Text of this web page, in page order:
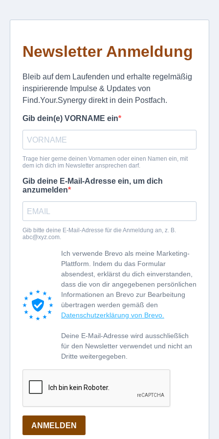
Newsletter Anmeldung
Bleib auf dem Laufenden und erhalte regelmäßig
inspirierende Impulse & Updates von
Find.Your.Synergy direkt in dein Postfach.
Gib dein(e) VORNAME ein
Trage hier gerne deinen Vornamen oder einen Namen ein, mit
dem ich dich im Newsletter ansprechen darf.
Gib deine E-Mail-Adresse ein, um dich
anzumelden
Gib bitte deine E-Mail-Adresse für die Anmeldung an, z. B.
abc@xyz.com.
Ich verwende Brevo als meine Marketing-
Plattform. Indem du das Formular
absendest, erklärst du dich einverstanden,
dass die von dir angegebenen persönlichen
Informationen an Brevo zur Bearbeitung
übertragen werden gemäß den
Datenschutzerklärung von Brevo.
Deine E-Mail-Adresse wird ausschließlich
für den Newsletter verwendet und nicht an
Dritte weitergegeben.
ANMELDEN